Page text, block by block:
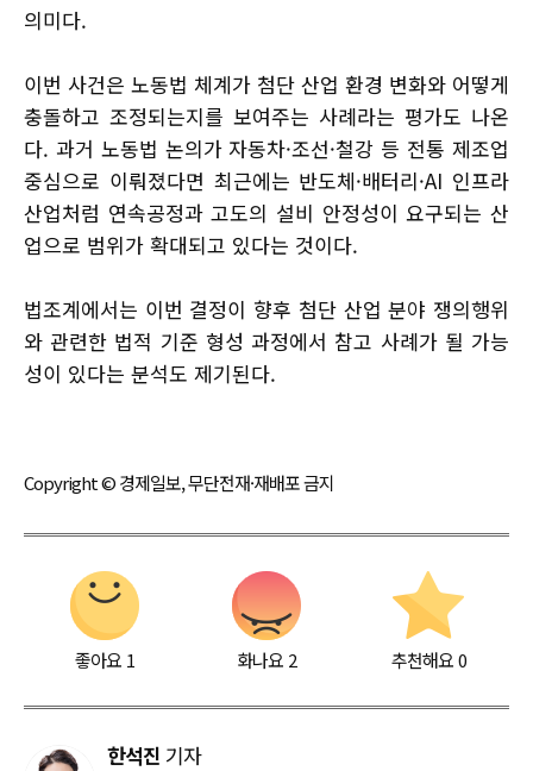
의미다.
이번 사건은 노동법 체계가 첨단 산업 환경 변화와 어떻게
충돌하고 조정되는지를 보여주는 사례라는 평가도 나온
다. 과거 노동법 논의가 자동차·조선·철강 등 전통 제조업
중심으로 이뤄졌다면 최근에는 반도체·배터리·AI 인프라
산업처럼 연속공정과 고도의 설비 안정성이 요구되는 산
업으로 범위가 확대되고 있다는 것이다.
법조계에서는 이번 결정이 향후 첨단 산업 분야 쟁의행위
와 관련한 법적 기준 형성 과정에서 참고 사례가 될 가능
성이 있다는 분석도 제기된다.
Copyright © 경제일보, 무단전재·재배포 금지
좋아요 1 화나요 2 추천해요 0
한석진 기자